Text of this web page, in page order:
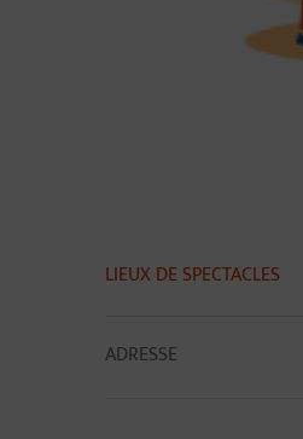
Contenu
LIEUX DE SPECTACLES
ADRESSE